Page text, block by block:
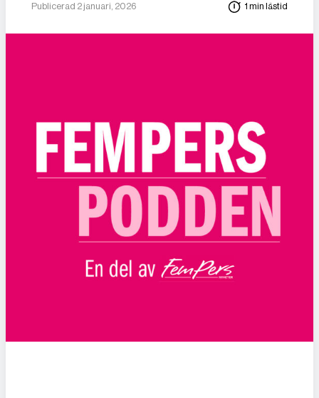
Publicerad 2 januari, 2026 1 min lästid